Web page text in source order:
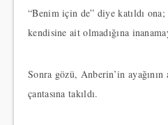
“Benim için de” diye katıldı ona;
kendisine ait olmadığına
Sonra gözü, Anberin’in
çantasına takıldı.